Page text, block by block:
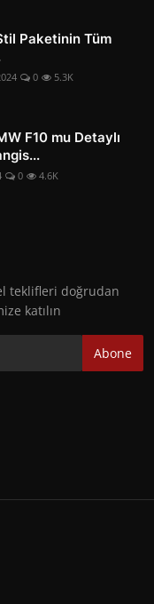
Paketinin Tüm
0 5.3K
F10 mu Detaylı
0 4.6K
teklifleri doğrudan
katılın
Abone